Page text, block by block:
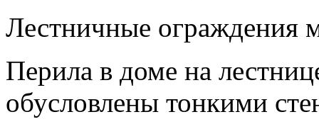
Лестничные ограждения
Перила в доме на
обусловлены тонкими